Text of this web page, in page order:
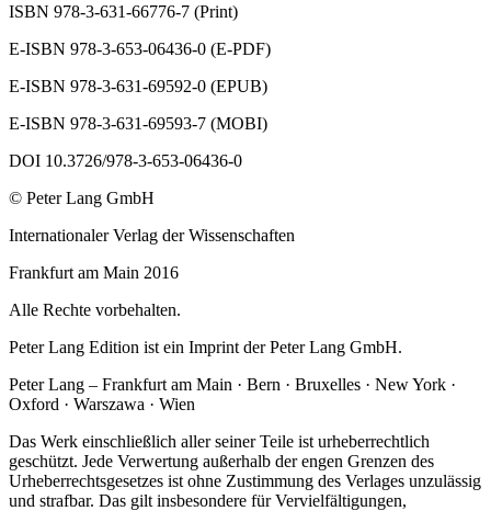
ISBN 978-3-631-66776-7 (Print)
E-ISBN 978-3-653-06436-0 (E-PDF)
E-ISBN 978-3-631-69592-0 (EPUB)
E-ISBN 978-3-631-69593-7 (MOBI)
DOI 10.3726/978-3-653-06436-0
© Peter Lang GmbH
Internationaler Verlag der Wissenschaften
Frankfurt am Main 2016
Alle Rechte vorbehalten.
Peter Lang Edition ist ein Imprint der Peter Lang GmbH.
Peter Lang – Frankfurt am Main · Bern · Bruxelles · New York ·
Oxford · Warszawa · Wien
Das Werk einschließlich aller seiner Teile ist urheberrechtlich
geschützt. Jede Verwertung außerhalb der engen Grenzen des
Urheberrechtsgesetzes ist ohne Zustimmung des Verlages unzulässig
und strafbar. Das gilt insbesondere für Vervielfältigungen,